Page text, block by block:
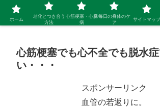
シニア 新しい人生を開拓するブロ
心筋梗塞でも心不全でも脱水
い・・・
スポンサーリンク
血管の若返りに。
ホーム
老化とつき合う
方法
心筋梗塞・心臓
病
毎日の身体のケ
ア
サイトマップ